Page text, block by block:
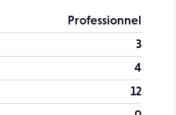
Professionnel
3
4
12